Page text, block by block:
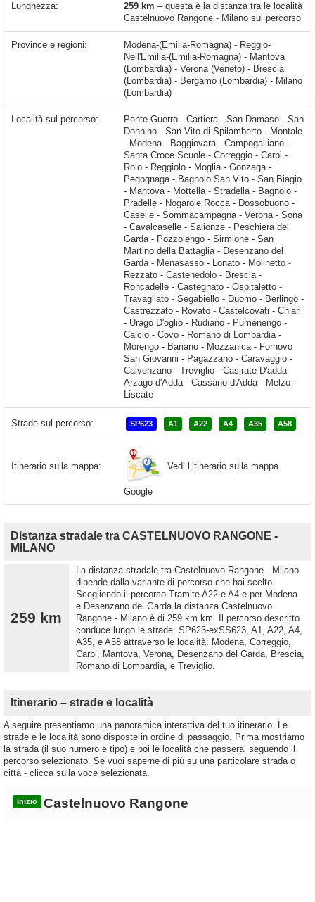
Lunghezza: 259 km – questa è la distanza tra le località
Castelnuovo Rangone - Milano sul percorso
Province e regioni:
Modena-(Emilia-Romagna) - Reggio-
Nell'Emilia-(Emilia-Romagna) - Mantova
(Lombardia) - Verona (Veneto) - Brescia
(Lombardia) - Bergamo (Lombardia) - Milano
(Lombardia)
Località sul percorso: Ponte Guerro - Cartiera - San Damaso - San Donnino - San Vito di Spilamberto - Montale - Modena - Baggiovara - Campogalliano - Santa Croce Scuole - Correggio - Carpi - Rolo - Reggiolo - Moglia - Gonzaga - Pegognaga - Bagnolo San Vito - San Biagio - Mantova - Mottella - Stradella - Bagnolo - Pradelle - Nogarole Rocca - Dossobuono - Caselle - Sommacampagna - Verona - Sona - Cavalcaselle - Salionze - Peschiera del Garda - Pozzolengo - Sirmione - San Martino della Battaglia - Desenzano del Garda
Strade sul percorso: SP623 A1 A22 A4 A35 A58
Itinerario sulla mappa: Vedi l’itinerario sulla mappa
Google
Distanza stradale tra CASTELNUOVO RANGONE -
MILANO
259 km
La distanza stradale tra Castelnuovo Rangone - Milano
dipende dalla variante di percorso che hai scelto.
Scegliendo il percorso Tramite A22 e A4 e per Modena
e Desenzano del Garda la distanza Castelnuovo
Rangone - Milano è di 259 km km. Il percorso descritto
conduce lungo le strade: SP623-exSS623, A1, A22, A4,
A35, e A58 attraverso le località: Modena, Correggio,
Carpi, Mantova, Verona, Desenzano del Garda, Brescia,
Romano di Lombardia, e Treviglio.
Itinerario – strade e località
A seguire presentiamo una panoramica interattiva del tuo itinerario. Le
strade e le località sono disposte in ordine di passaggio. Prima mostriamo
la strada (il suo numero e tipo) e poi le località che passerai seguendo il
percorso selezionato. Se vuoi saperne di più su una particolare strada o
città - clicca sulla voce selezionata.
Inizio Castelnuovo Rangone